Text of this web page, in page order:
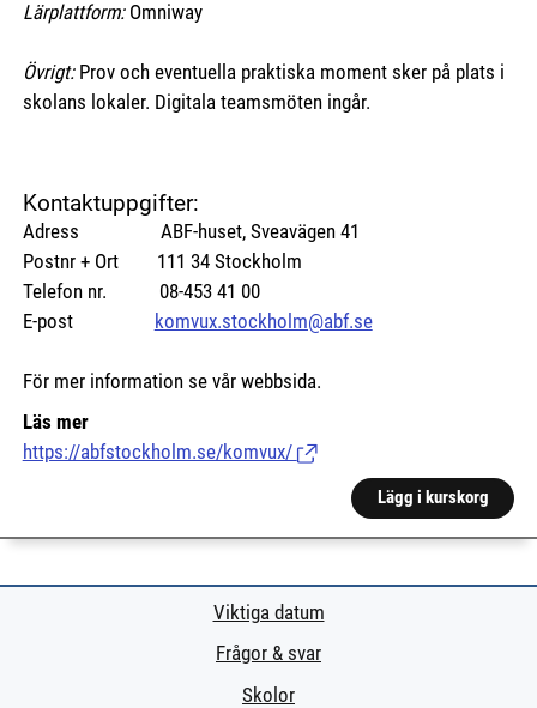
Lärplattform:Omniway
Övrigt: Prov och eventuella praktiska moment sker på plats i
skolans lokaler. Digitala teamsmöten ingår.
Kontaktuppgifter:
Adress ABF-huset, Sveavägen 41
Postnr + Ort 111 34 Stockholm
Telefon nr. 08-453 41 00
E-post
komvux.stockholm@abf.se
För mer information se vår webbsida.
Läs mer
https://abfstockholm.se/komvux/ (Länk till extern sida.)
Lägg i kurskorg
Viktiga datum
Frågor & svar
Skolor